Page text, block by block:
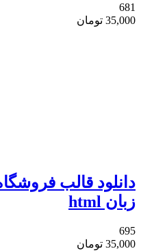
681
35,000 تومان
دانلود قالب
زبان html
695
35,000 تومان